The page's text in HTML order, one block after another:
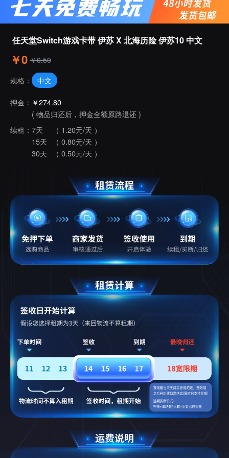
任天堂Switch游戏卡带 伊苏 X 北海历险 伊苏10 中文
￥0 ￥0.50
规格： 中文
押金： ￥274.80
( 物品归还后，押金全额原路退还 )
续租： 7天
（ 1.20元/天 ）
15天
（ 0.80元/天 ）
30天
（ 0.50元/天 ）